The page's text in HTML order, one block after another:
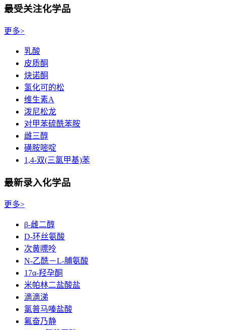
最受关注化学品
更多>
乳酸
皮质酮
炔诺酮
氢化可的松
维生素A
泼尼松龙
对甲苯硫酰苯胺
雌三醇
磺胺嘧啶
1,4-双(三氯甲基)苯
最新录入化学品
更多>
β-雌二醇
D-环丝氨酸
次黄嘌呤
N-乙酰－L-脯氨酸
17α-羟孕酮
米帕林二盐酸盐
滴滴涕
氯普马嗪盐酸
氟奋乃静